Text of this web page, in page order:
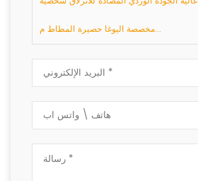
مخصصة اليوغا حصيرة المطاط م...